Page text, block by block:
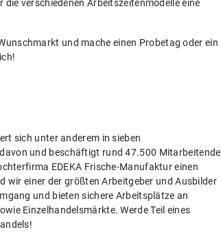
verschiedenen Arbeitszeitenmodelle eine
und mache einen Probetag oder ein
sich unter anderem in sieben
und beschäftigt rund 47.500 Mitarbeitende
EDEKA Frische-Manufaktur einen
wir einer der größten Arbeitgeber und Ausbilder
und bieten sichere Arbeitsplätze an
Einzelhandelsmärkte. Werde Teil eines